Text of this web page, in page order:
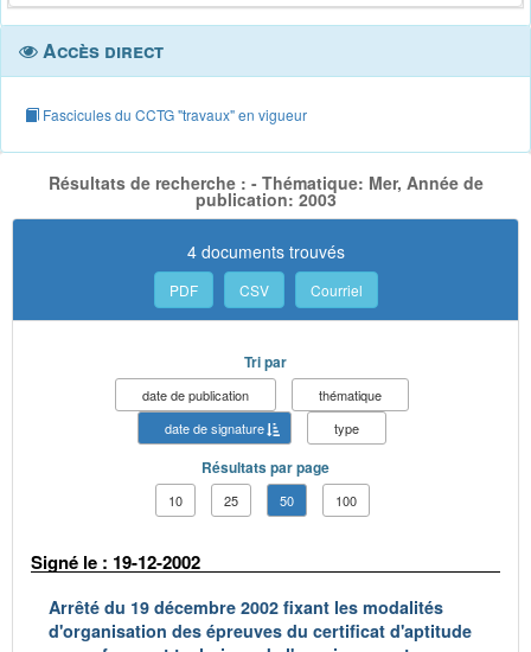
Accès direct
Fascicules du CCTG "travaux" en vigueur
Résultats de recherche : - Thématique: Mer, Année de
publication: 2003
4 documents trouvés
PDF CSV Courriel
Tri par
date de publication
thématique
date de signature
type
Résultats par page
10 25 50 100
Signé le : 19-12-2002
Arrêté du 19 décembre 2002 fixant les modalités
d'organisation des épreuves du certificat d'aptitude